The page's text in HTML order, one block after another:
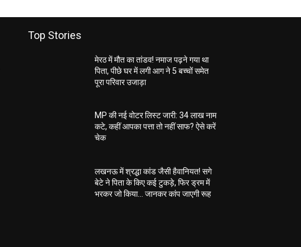
Top Stories
मेरठ में मौत का तांडव! नमाज पढ़ने गया था
पिता, पीछे घर में लगी आग ने 5 बच्चों समेत
पूरा परिवार उजाड़ा
MP की नई वोटर लिस्ट जारी: 34 लाख नाम
कटे, कहीं आपका पत्ता तो नहीं साफ? ऐसे करें
चेक
लखनऊ में श्रद्धा कांड जैसी हैवानियत! सगे
बेटे ने पिता के किए कई टुकड़े, फिर ड्रम में
भरकर जो किया… जानकर कांप जाएगी रूह